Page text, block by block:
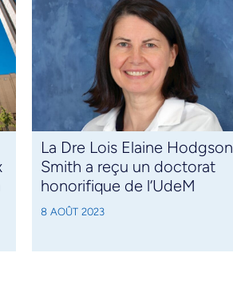
La Dre Lois Elaine Hodgson
Smith a reçu un doctorat
honorifique de l’UdeM
8 AOÛT 2023